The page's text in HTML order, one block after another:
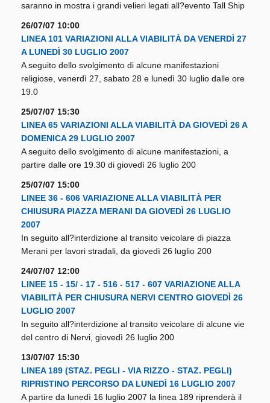
saranno in mostra i grandi velieri legati all?evento Tall Ship
26/07/07 10:00
LINEA 101 VARIAZIONI ALLA VIABILITÀ DA VENERDÌ 27
A LUNEDÌ 30 LUGLIO 2007
A seguito dello svolgimento di alcune manifestazioni
religiose, venerdì 27, sabato 28 e lunedì 30 luglio dalle ore
19.0
25/07/07 15:30
LINEA 65 VARIAZIONI ALLA VIABILITÀ DA GIOVEDÌ 26 A
DOMENICA 29 LUGLIO 2007
A seguito dello svolgimento di alcune manifestazioni, a
partire dalle ore 19.30 di giovedì 26 luglio 200
25/07/07 15:00
LINEE 36 - 606 VARIAZIONE ALLA VIABILITÀ PER
CHIUSURA PIAZZA MERANI DA GIOVEDÌ 26 LUGLIO
2007
In seguito all?interdizione al transito veicolare di piazza
Merani per lavori stradali, da giovedì 26 luglio 200
24/07/07 12:00
LINEE 15 - 15/ - 17 - 516 - 517 - 607 VARIAZIONE ALLA
VIABILITÀ PER CHIUSURA NERVI CENTRO GIOVEDÌ 26
LUGLIO 2007
In seguito all?interdizione al transito veicolare di alcune vie
del centro di Nervi, giovedì 26 luglio 200
13/07/07 15:30
LINEA 189 (STAZ. PEGLI - VIA RIZZO - STAZ. PEGLI)
RIPRISTINO PERCORSO DA LUNEDÌ 16 LUGLIO 2007
A partire da lunedì 16 luglio 2007 la linea 189 riprenderà il